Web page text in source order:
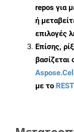
repos για
ή
επιλογές
Επίσης,
βασίζεται
με το